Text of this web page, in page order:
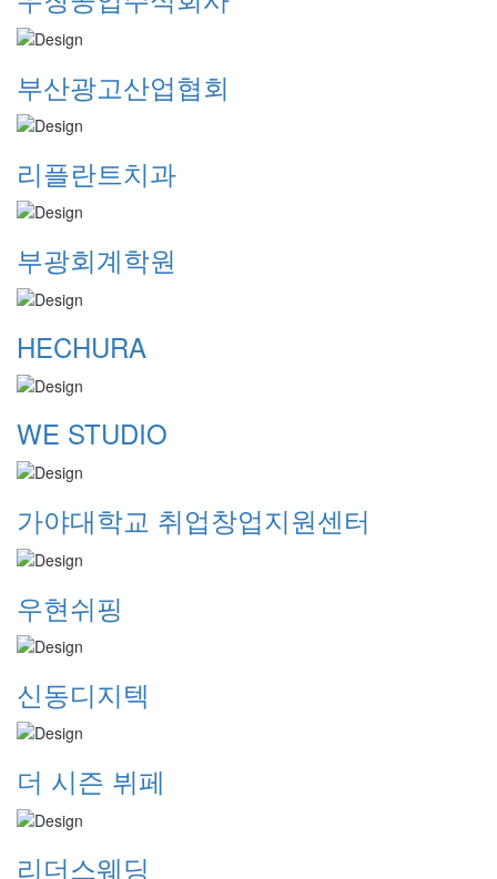
부산광고산업협회
리플란트치과
부광회계학원
HECHURA
WE STUDIO
가야대학교 취업창업지원센터
우현쉬핑
신동디지텍
더 시즌 뷔페
리더스웨딩